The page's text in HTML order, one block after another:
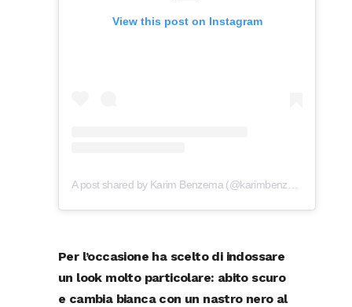
View this post on Instagram
Per l’occasione ha scelto di indossare
un look molto particolare: abito scuro
e cambia bianca con un nastro nero al